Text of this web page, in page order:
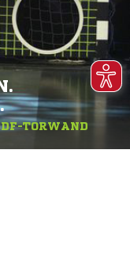
TORWAND